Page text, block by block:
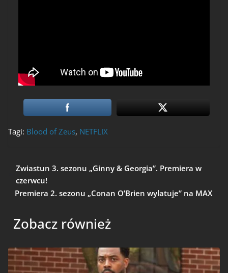
Tagi: Blood of Zeus, NETFLIX
Zwiastun 3. sezonu „Ginny & Georgia”. Premiera w
czerwcu!
Premiera 2. sezonu „Conan O’Brien wylatuje” na MAX
Zobacz również